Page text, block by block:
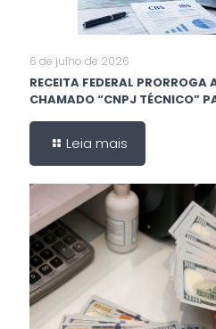
6 de julho de 2026
RECEITA FEDERAL
CHAMADO “CNPJ TÉCNICO”
Leia mais